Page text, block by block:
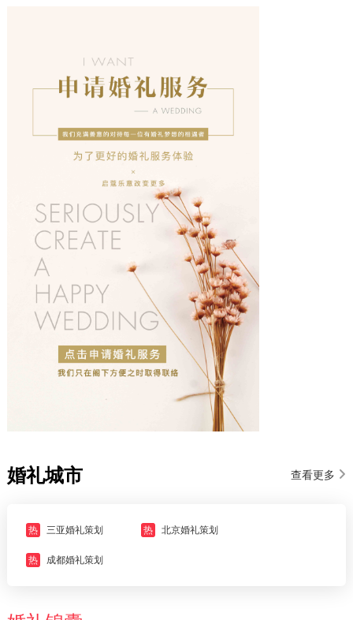
婚礼城市 查看更多
热 三亚婚礼策划 热 北京婚礼策划
热 成都婚礼策划